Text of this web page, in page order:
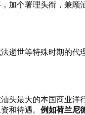
加个署理头衔，兼顾
逝世等特殊时期的代
汕头最大的本国商业
和待遇。 例如荷兰尼